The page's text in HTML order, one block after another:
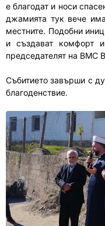
е благодат и носи
джамията тук вече
местните. Подобни
и създават комфорт
председателят на ВМС
Събитието завърши с
благоденствие.